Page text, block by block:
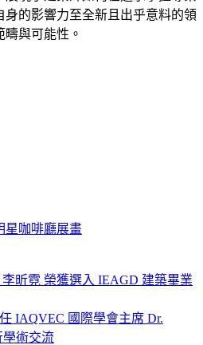
的影響力至全新且出乎意料的領
與可能性。
星咖啡廳展畫
昕霓 榮獲選入 IEAGD 建築畢業
IAQVEC 國際學會主席 Dr.
學術交流